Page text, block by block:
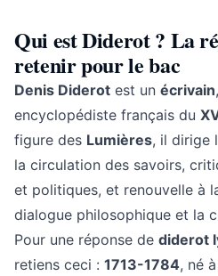
Qui est Diderot ? La
retenir pour le bac
Denis Diderot est un écrivain,
encyclopédiste français du
figure des Lumières, il dirige
la circulation des savoirs,
et politiques, et renouvelle à
dialogue philosophique et la
Pour une réponse de diderot
retiens ceci : 1713-1784, né à